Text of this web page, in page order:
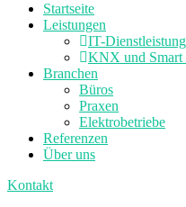
Startseite
Leistungen
IT-
KNX und
Branchen
Büros
Praxen
Elektrobetriebe
Referenzen
Über uns
Kontakt